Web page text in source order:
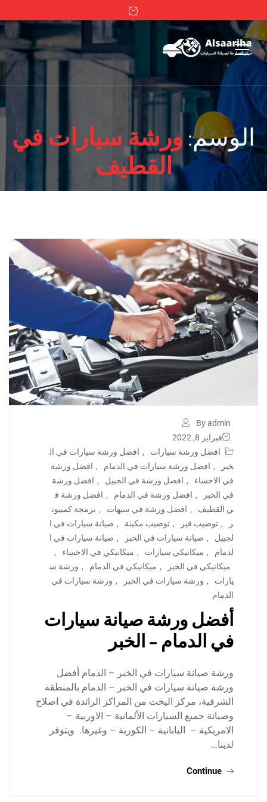
الوسم: ورشة سيارات في
القطيف
By admin
فبراير 8, 2022
افضل ورشة سيارات
, افضل ورشة سيارات في ال
خبر
, افضل ورشة سيارات في الدمام , افضل ورشة
في الاحساء
, افضل ورشة في الجبيل , افضل ورشة
في الخبر
, افضل ورشة في الدمام , افضل ورشة ف
ي القطيف
, افضل ورشة في سيهات , برمجة كمبيوت
ر
, توضيب قير , توضيب مكينة , صيانة سيارات في ا
لجبيل
, صيانة سيارات في الخبر , صيانة سيارات في ا
لدمام
, ميكانيكي سيارات , ميكانيكي في الاحساء
,
ميكانيكي في الخبر
, ميكانيكي في الدمام , ورشة س
يارات
, ورشة سيارات في الخبر , ورشة سيارات في
الدمام
أفضل ورشة صيانة سيارات
في الدمام – الخبر
ورشة صيانة سيارات في الخبر – الدمام أفضل
ورشة صيانة سيارات في الخبر – الدمام بالمنطقة
الشرقية، مركز اليخت من المراكز الرائدة في اصلاح
وصيانة جميع السيارات الألمانية – الاوربية –
الامريكية – اليابانية – الكورية – وغيرها. ويتوفر
لدينا…
Continue